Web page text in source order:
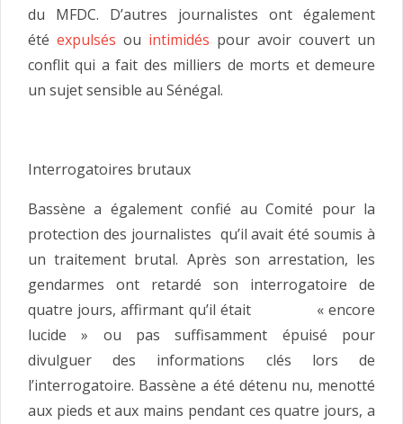
du MFDC. D’autres journalistes ont également
été expulsés ou intimidés pour avoir couvert un
conflit qui a fait des milliers de morts et demeure
un sujet sensible au Sénégal.
Interrogatoires brutaux
Bassène a également confié au Comité pour la
protection des journalistes qu’il avait été soumis à
un traitement brutal. Après son arrestation, les
gendarmes ont retardé son interrogatoire de
quatre jours, affirmant qu’il était « encore
lucide » ou pas suffisamment épuisé pour
divulguer des informations clés lors de
l’interrogatoire. Bassène a été détenu nu, menotté
aux pieds et aux mains pendant ces quatre jours, a